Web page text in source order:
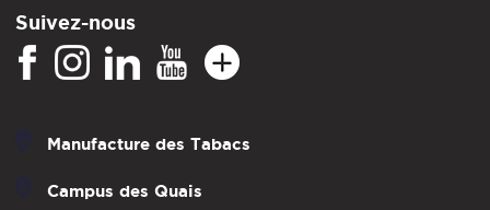
Suivez-nous
Manufacture des Tabacs
Campus des Quais